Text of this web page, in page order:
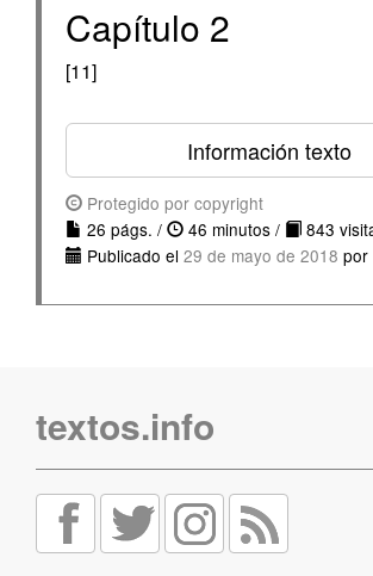
Capítulo 2
[11]
Información texto
Protegido por copyright
26 págs. /
46 minutos /
843
Publicado el 29 de mayo de 2018 por
textos.info